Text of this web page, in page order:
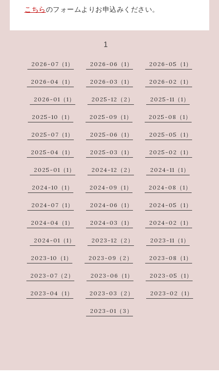
こちらのフォームよりお申込みください。
1
2026-07（1） 2026-06（1） 2026-05（1）
2026-04（1） 2026-03（1） 2026-02（1）
2026-01（1） 2025-12（2） 2025-11（1）
2025-10（1） 2025-09（1） 2025-08（1）
2025-07（1） 2025-06（1） 2025-05（1）
2025-04（1） 2025-03（1） 2025-02（1）
2025-01（1） 2024-12（2） 2024-11（1）
2024-10（1） 2024-09（1） 2024-08（1）
2024-07（1） 2024-06（1） 2024-05（1）
2024-04（1） 2024-03（1） 2024-02（1）
2024-01（1） 2023-12（2） 2023-11（1）
2023-10（1） 2023-09（2） 2023-08（1）
2023-07（2） 2023-06（1） 2023-05（1）
2023-04（1） 2023-03（2） 2023-02（1）
2023-01（3）